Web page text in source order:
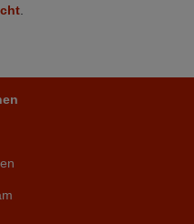
.